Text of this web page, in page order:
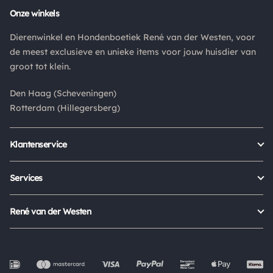
Retouren
het product altijd retourneren binnen 14 dagen. De
retourkosten bedragen € 6.75 en zijn voor eigen rekening.
Kies bij het retourneren altijd voor "alleen huisadres",
niet af.
Onze winkels
Dierenwinkel en Hondenboetiek René van der Westen, voor
de meest exclusieve en unieke items voor jouw huisdier van
groot tot klein.
Den Haag (Scheveningen)
Rotterdam (Hillegersberg)
Klantenservice
Status bestelling
Mijn account
Services
René van der Westen
Werken bij